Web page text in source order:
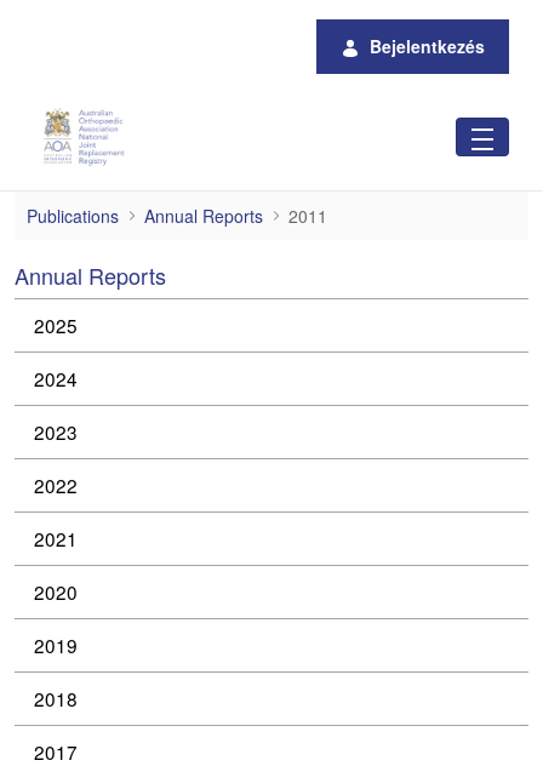
Bejelentkezés
2011
Publications Annual Reports 2011
Annual Reports
2025
2024
2023
2022
2021
2020
2019
2018
2017